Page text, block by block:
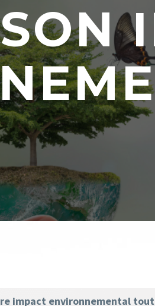
impact environnemental